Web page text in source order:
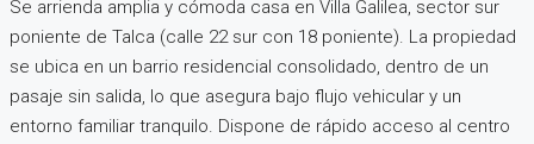
Se arrienda amplia y cómoda casa en Villa Galilea, sector sur
poniente de Talca (calle 22 sur con 18 poniente). La propiedad
se ubica en un barrio residencial consolidado, dentro de un
pasaje sin salida, lo que asegura bajo flujo vehicular y un
entorno familiar tranquilo. Dispone de rápido acceso al centro